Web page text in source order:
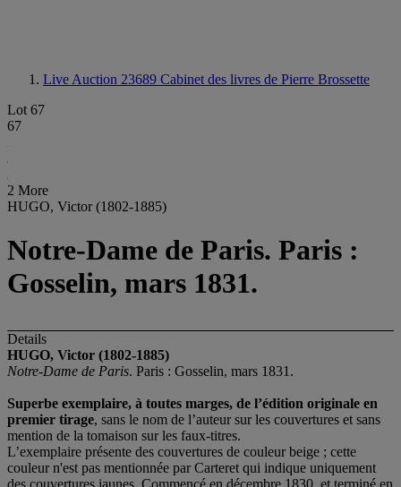
Live Auction 23689 Cabinet des livres de Pierre Brossette
Lot 67
67
2 More
HUGO, Victor (1802-1885)
Notre-Dame de Paris. Paris :
Gosselin, mars 1831.
Details
HUGO, Victor (1802-1885)
Notre-Dame de Paris. Paris : Gosselin, mars 1831.
Superbe exemplaire, à toutes marges, de l’édition originale en
premier tirage, sans le nom de l’auteur sur les couvertures et sans
mention de la tomaison sur les faux-titres.
L’exemplaire présente des couvertures de couleur beige ; cette
couleur n'est pas mentionnée par Carteret qui indique uniquement
des couvertures jaunes. Commencé en décembre 1830, et terminé en